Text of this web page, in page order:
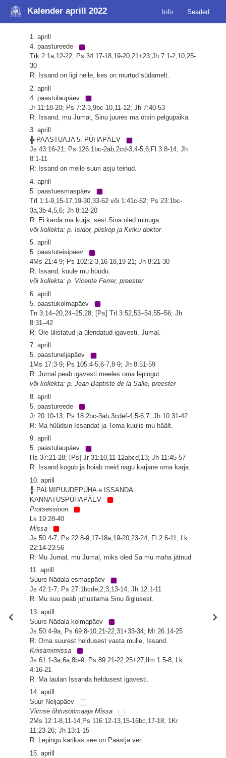
Kalender aprill 2022 Info Seaded
1. aprill
4. paastureede
Trk 2:1a,12-22; Ps 34:17-18,19-20,21+23;Jh 7:1-2,10,25-
30
R: Issand on ligi neile, kes on murtud südamelt.
2. aprill
4. paastulaupäev
Jr 11:18-20; Ps 7:2-3,9bc-10,11-12; Jh 7:40-53
R: Issand, mu Jumal, Sinu juures ma otsin pelgupaika.
3. aprill
╬ PAASTUAJA 5. PÜHAPÄEV
Js 43:16-21; Ps 126:1bc-2ab,2cd-3,4-5,6;Fl 3:8-14; Jh
8:1-11
R: Issand on meile suuri asju teinud.
4. aprill
5. paastuesmaspäev
Trl 1:1-9,15-17,19-30,33-62 või 1:41c-62; Ps 23:1bc-
3a,3b-4,5,6; Jh 8:12-20
R: Ei karda ma kurja, sest Sina oled minuga.
või kollekta: p. Isidor, piiskop ja Kiriku doktor
5. aprill
5. paastuteisipäev
4Ms 21:4-9; Ps 102:2-3,16-18,19-21; Jh 8:21-30
R: Issand, kuule mu hüüdu.
või kollekta: p. Vicente Ferrer, preester
6. aprill
5. paastukolmapäev
Tn 3:14–20,24–25,28; [Ps] Trl 3:52,53–54,55–56; Jh
8:31–42
R: Ole ülistatud ja ülendatud igavesti, Jumal.
7. aprill
5. paastuneljapäev
1Ms 17:3-9; Ps 105:4-5,6-7,8-9; Jh 8:51-59
R: Jumal peab igavesti meeles oma lepingut.
või kollekta: p. Jean-Baptiste de la Salle, preester
8. aprill
5. paastureede
Jr 20:10-13; Ps 18:2bc-3ab,3cdef-4,5-6,7; Jh 10:31-42
R: Ma hüüdsin Issandat ja Tema kuulis mu häält.
9. aprill
5. paastulaupäev
Hs 37:21-28; [Ps] Jr 31:10,11-12abcd,13; Jh 11:45-57
R: Issand kogub ja hoiab meid nagu karjane oma karja.
10. aprill
╬ PALMIPUUDEPÜHA e ISSANDA
KANNATUSPÜHAPÄEV
Protsessioon
Lk 19:28-40
Missa
Js 50:4-7; Ps 22:8-9,17-18a,19-20,23-24; Fl 2:6-11; Lk
22:14-23:56
R: Mu Jumal, mu Jumal, miks oled Sa mu maha jätnud
11. aprill
Suure Nädala esmaspäev
Js 42:1-7; Ps 27:1bcde,2,3,13-14; Jh 12:1-11
R: Mu suu peab jutlustama Sinu õiglusest.
13. aprill
Suure Nädala kolmapäev
Js 50:4-9a; Ps 69:8-10,21-22,31+33-34; Mt 26:14-25
R: Oma suurest heldusest vasta mulle, Issand.
Kriisamimissa
Js 61:1-3a,6a,8b-9; Ps 89:21-22,25+27;Ilm 1:5-8; Lk
4:16-21
R: Ma laulan Issanda heldusest igavesti.
14. aprill
Suur Neljapäev
Viimse õhtusöömaaja Missa
2Ms 12:1-8,11-14;Ps 116:12-13,15-16bc,17-18; 1Kr
11:23-26; Jh 13:1-15
R: Lepingu karikas see on Päästja veri.
15. aprill